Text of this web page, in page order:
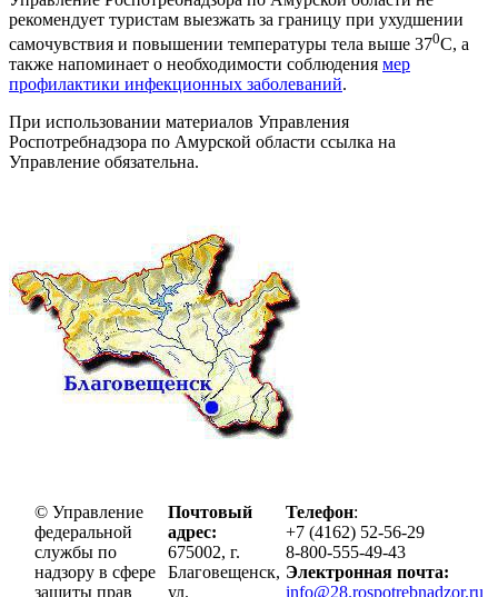
рекомендует туристам выезжать за границу при ухудшении
самочувствия и повышении температуры тела выше 370С, а
также напоминает о необходимости соблюдения мер
профилактики инфекционных заболеваний.
При использовании материалов Управления
Роспотребнадзора по Амурской области ссылка на
Управление обязательна.
© Управление
федеральной
службы по
надзору в сфере
защиты прав
Почтовый
адрес:
675002, г.
Благовещенск,
ул.
Телефон:
+7 (4162) 52-56-29
8-800-555-49-43
Электронная почта:
info@28.rospotrebnadzor.ru